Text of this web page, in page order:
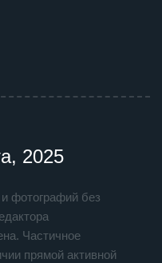
2025
фотографий без
Частичное
прямой активной